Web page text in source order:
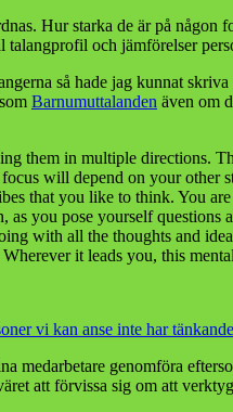
Hur starka de är på
och jämförelser
så hade jag kunnat
Barnumuttalanden även om
them in multiple directions.
will depend on your
that you like to think. You
you pose yourself
with all the thoughts and
it leads you, this
vi kan anse inte har
medarbetare genomföra
att förvissa sig om att